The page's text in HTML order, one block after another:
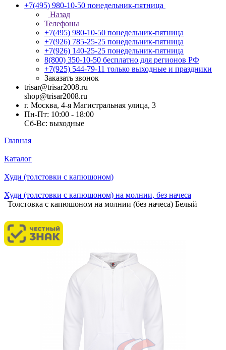
+7(495) 980-10-50 понедельник-пятница
Назад
Телефоны
+7(495) 980-10-50 понедельник-пятница
+7(926) 785-25-25 понедельник-пятница
+7(926) 140-25-25 понедельник-пятница
8(800) 350-10-50 бесплатно для регионов РФ
+7(925) 544-79-11 только выходные и праздники
Заказать звонок
trisar@trisar2008.ru
shop@trisar2008.ru
г. Москва, 4-я Магистральная улица, 3
Пн-Пт: 10:00 - 18:00
Сб-Вс: выходные
Главная
Каталог
Худи (толстовки с капюшоном)
Худи (толстовки с капюшоном) на молнии, без начеса
Толстовка с капюшоном на молнии (без начеса) Белый